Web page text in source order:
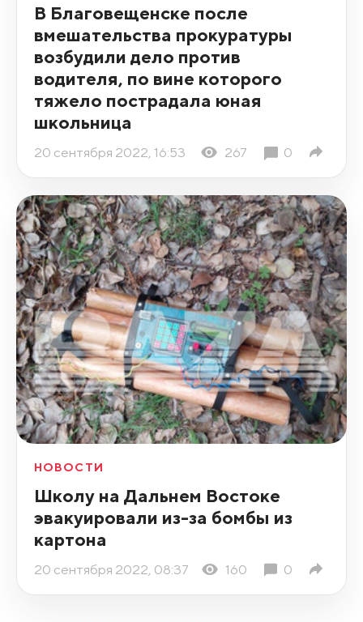
В Благовещенске после
вмешательства прокуратуры
возбудили дело против
водителя, по вине которого
тяжело пострадала юная
школьница
20 сентября 2022, 16:53 267 0
НОВОСТИ
Школу на Дальнем Востоке
эвакуировали из-за бомбы из
картона
20 сентября 2022, 08:37 160 0